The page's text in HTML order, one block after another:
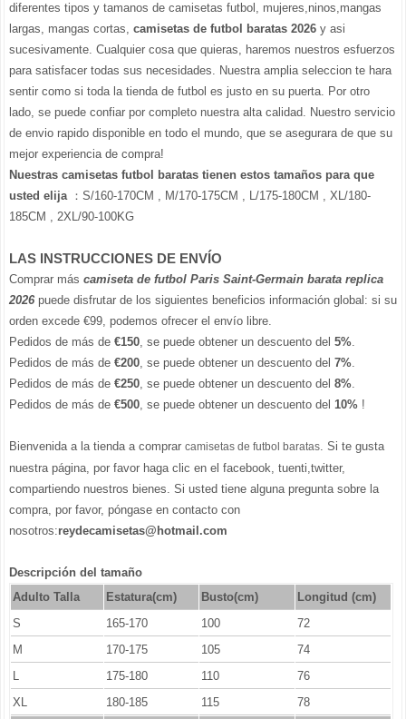
diferentes tipos y tamanos de camisetas futbol, mujeres,ninos,mangas
largas, mangas cortas, camisetas de futbol baratas 2026 y asi
sucesivamente. Cualquier cosa que quieras, haremos nuestros esfuerzos
para satisfacer todas sus necesidades. Nuestra amplia seleccion te hara
sentir como si toda la tienda de futbol es justo en su puerta. Por otro
lado, se puede confiar por completo nuestra alta calidad. Nuestro servicio
de envio rapido disponible en todo el mundo, que se asegurara de que su
mejor experiencia de compra!
Nuestras camisetas futbol baratas tienen estos tamaños para que
usted elija：S/160-170CM , M/170-175CM , L/175-180CM , XL/180-
185CM , 2XL/90-100KG
LAS INSTRUCCIONES DE ENVÍO
Comprar más camiseta de futbol Paris Saint-Germain barata replica
2026 puede disfrutar de los siguientes beneficios información global: si su
orden excede €99, podemos ofrecer el envío libre.
Pedidos de más de €150, se puede obtener un descuento del 5%.
Pedidos de más de €200, se puede obtener un descuento del 7%.
Pedidos de más de €250, se puede obtener un descuento del 8%.
Pedidos de más de €500, se puede obtener un descuento del 10% !
Bienvenida a la tienda a comprar camisetas de futbol baratas. Si te gusta
nuestra página, por favor haga clic en el facebook, tuenti,twitter,
compartiendo nuestros bienes. Si usted tiene alguna pregunta sobre la
compra, por favor, póngase en contacto con
nosotros:reydecamisetas@hotmail.com
Descripción del tamaño
Adulto Talla
Estatura(cm) Busto(cm)
Longitud (cm)
S
165-170 100
72
M
170-175 105
74
L
175-180 110
76
XL
180-185 115 78